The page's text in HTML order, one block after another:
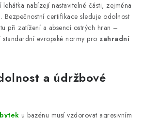
nabízejí nastavitelné části, zejména
Bezpečnostní certifikace sleduje odolnost
při zatížení a absenci ostrých hran –
evropské normy pro zahradní
a údržbové
u bazénu musí vzdorovat agresivním